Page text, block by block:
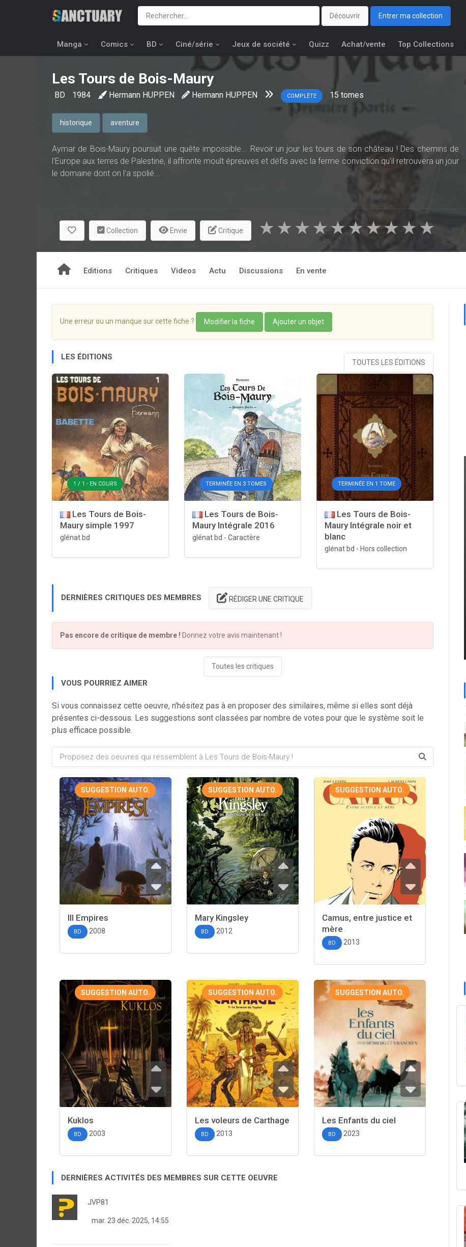
Découvrir Entrer ma collection
Manga Comics BD Ciné/série Jeux de société Quizz Achat/vente Top Collections
Les Tours de Bois-Maury
BD 1984 Hermann HUPPEN Hermann HUPPEN COMPLÈTE 15 tomes
historique aventure
Aymar de Bois-Maury poursuit une quête impossible... Revoir un jour les tours de son château ! Des chemins de
l'Europe aux terres de Palestine, il affronte moult épreuves et défis avec la ferme conviction qu'il retrouvera un jour
le domaine dont on l'a spolié...
Collection Envie Critique ★
★
★
★
★
★
★
★
★
★
Editions Critiques Videos Actu Discussions En vente
Une erreur ou un manque sur cette fiche ? Modifier la fiche Ajouter un objet
LES ÉDITIONS
TOUTES LES ÉDITIONS
1 / 1 - EN COURS
Les Tours de Bois-
Maury simple 1997
glénat bd
TERMINÉE EN 3 TOMES
Les Tours de Bois-
Maury Intégrale 2016
glénat bd - Caractère
TERMINÉE EN 1 TOME
Les Tours de Bois-
Maury Intégrale noir et
blanc
glénat bd - Hors collection
DERNIÈRES CRITIQUES DES MEMBRES RÉDIGER UNE CRITIQUE
Pas encore de critique de membre ! Donnez votre avis maintenant !
Toutes les critiques
VOUS POURRIEZ AIMER
Si vous connaissez cette oeuvre, n'hésitez pas à en proposer des similaires, même si elles sont déjà
présentes ci-dessous. Les suggestions sont classées par nombre de votes pour que le système soit le
plus efficace possible.
SUGGESTION AUTO.
III Empires
BD 2008
SUGGESTION AUTO.
Mary Kingsley
BD 2012
SUGGESTION AUTO.
Camus, entre justice et
mère
BD 2013
SUGGESTION AUTO.
Kuklos
BD 2003
SUGGESTION AUTO.
Les voleurs de Carthage
BD 2013
SUGGESTION AUTO.
Les Enfants du ciel
BD 2023
DERNIÈRES ACTIVITÉS DES MEMBRES SUR CETTE OEUVRE
JVP81
mar. 23 déc. 2025, 14:55